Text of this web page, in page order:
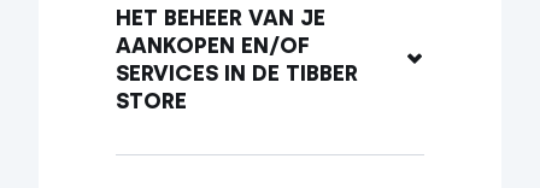
HET BEHEER VAN JE
AANKOPEN EN/OF
SERVICES IN DE TIBBER
STORE